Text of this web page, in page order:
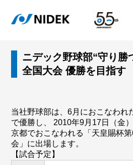
ニデック野球部“守り勝
全国大会 優勝を目指す
当社野球部は、6月におこなわれ
で優勝し、 2010年9月17日（金
京都でおこなわれる「天皇賜杯
会」に出場します。
【試合予定】